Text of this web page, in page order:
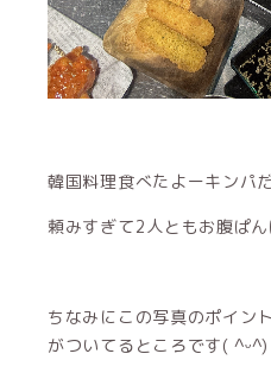
韓国料理食べたよーキンパ
頼みすぎて2人ともお腹ぱ
ちなみにこの写真のポイン
がついてるところです( ^ᵕ^)